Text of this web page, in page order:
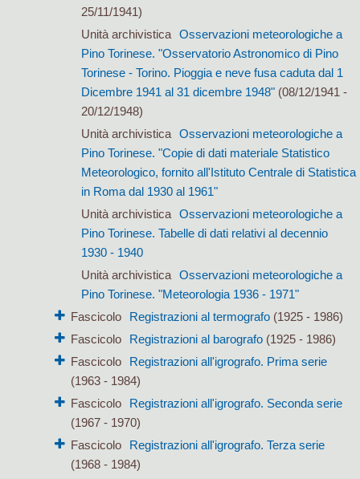
25/11/1941)
Unità archivistica Osservazioni meteorologiche a
Pino Torinese. "Osservatorio Astronomico di Pino
Torinese - Torino. Pioggia e neve fusa caduta dal 1
Dicembre 1941 al 31 dicembre 1948"(08/12/1941 -
20/12/1948)
Unità archivistica Osservazioni meteorologiche a
Pino Torinese. "Copie di dati materiale Statistico
Meteorologico, fornito all'Istituto Centrale di Statistica
in Roma dal 1930 al 1961"
Unità archivistica Osservazioni meteorologiche a
Pino Torinese. Tabelle di dati relativi al decennio
1930 - 1940
Unità archivistica Osservazioni meteorologiche a
Pino Torinese. "Meteorologia 1936 - 1971"
Fascicolo
Registrazioni al termografo(1925 - 1986)
Fascicolo
Registrazioni al barografo(1925 - 1986)
Fascicolo
Registrazioni all'igrografo. Prima serie
(1963 - 1984)
Fascicolo
Registrazioni all'igrografo. Seconda serie
(1967 - 1970)
Fascicolo
Registrazioni all'igrografo. Terza serie
(1968 - 1984)